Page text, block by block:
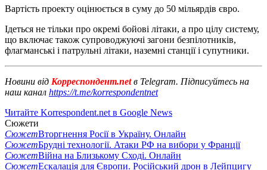
Вартість проекту оцінюється в суму до 50 мільярдів євро.
Ідеться не тільки про окремі бойові літаки, а про цілу систему,
що включає також супроводжуючі загони безпілотників,
флагманські і патрульні літаки, наземні станції і супутники.
Новини від Корреспондент.netв Telegram. Підписуйтесь на
наш канал https://t.me/korrespondentnet
Читайте Korrespondent.net в Google News
Сюжети
СюжетВторгнення Росії в Україну. Онлайн
СюжетБрудні технології. Атаки РФ на вибори у Франції
СюжетВійна на Близькому Сході. Онлайн
СюжетЕскалація для Європи. Російський дрон в Лейпцигу